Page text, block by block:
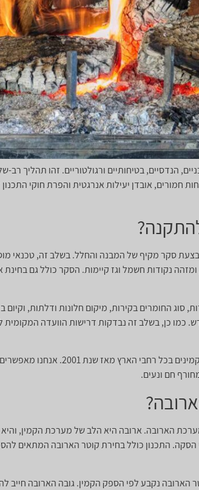
הנדסיים, בטיחותיים ורגולטוריים. זהו תהליך
חמורים, אובדן יעילות אנרגטית והפרת חוקי
סקר מקיף של המבנה והחלל. בשלב זה, טכנאי
נקודות חשמל וגז קיימות. הסקר כולל גם בחינת
סוג החומרים בקירות, מיקום חלונות ודלתות,
כן, בשלב זה נבדקות דרישות הוועדה המקומית
חום הקמין הינה חברת בוטיק בעלת וותק
חם ונעים.
הארובה. ארובה היא הלב של מערכת הקמין, והיא
השריפה ועמידה בתקן הישראלי 1368 לתנורי הסקה. התכנון כולל בחירת
הארובה נקבע לפי הספק הקמין. גובה הארובה חייב